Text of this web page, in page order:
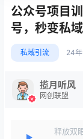
公众号项目
号，秒变私
私域引流 24年
揽月听风
网创联盟
释放双